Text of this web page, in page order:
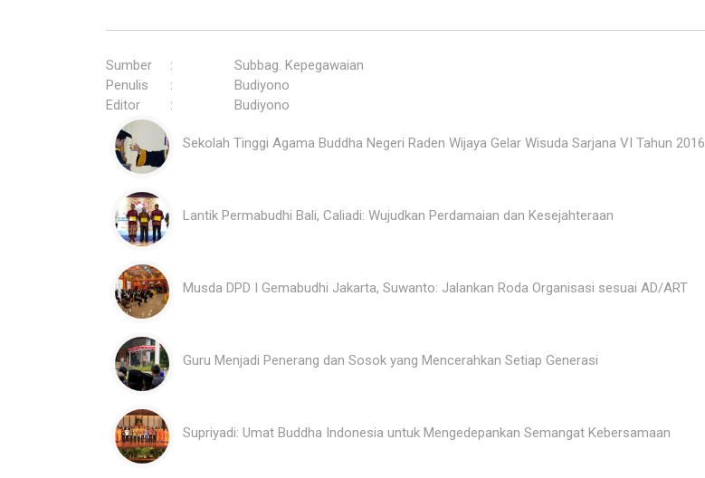
Sumber :
Subbag. Kepegawaian
Penulis
:
Budiyono
Editor
: Budiyono
Sekolah Tinggi Agama Buddha Negeri Raden Wijaya Gelar Wisuda Sarjana VI Tahun 2016
Lantik Permabudhi Bali, Caliadi: Wujudkan Perdamaian dan Kesejahteraan
Musda DPD I Gemabudhi Jakarta, Suwanto: Jalankan Roda Organisasi sesuai AD/ART
Guru Menjadi Penerang dan Sosok yang Mencerahkan Setiap Generasi
Supriyadi: Umat Buddha Indonesia untuk Mengedepankan Semangat Kebersamaan